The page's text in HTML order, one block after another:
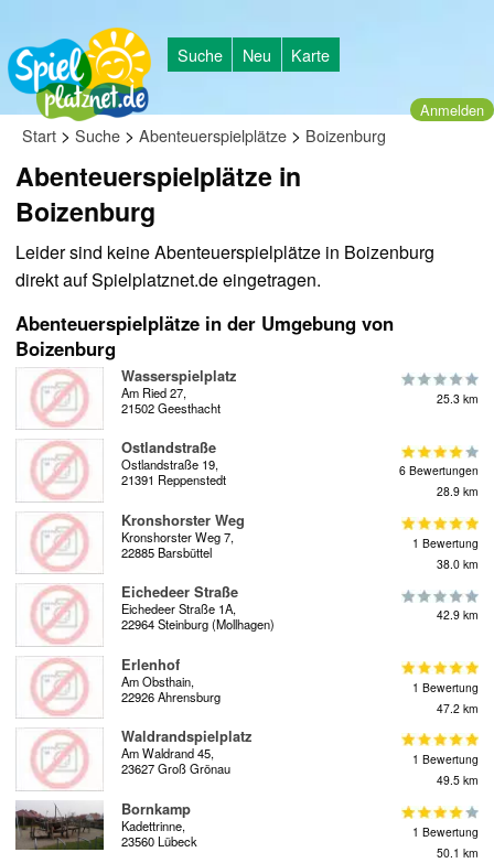
Suche Neu Karte
Anmelden
Start > Suche > Abenteuerspielplätze > Boizenburg
Abenteuerspielplätze in
Boizenburg
Leider sind keine Abenteuerspielplätze in Boizenburg
direkt auf Spielplatznet.de eingetragen.
Abenteuerspielplätze in der Umgebung von
Boizenburg
Wasserspielplatz
Am Ried 27,
21502 Geesthacht
25.3 km
Ostlandstraße
Ostlandstraße 19,
21391 Reppenstedt
6 Bewertungen
28.9 km
Kronshorster Weg
Kronshorster Weg 7,
22885 Barsbüttel
1 Bewertung
38.0 km
Eichedeer Straße
Eichedeer Straße 1A,
22964 Steinburg (Mollhagen)
42.9 km
Erlenhof
Am Obsthain,
22926 Ahrensburg
1 Bewertung
47.2 km
Waldrandspielplatz
Am Waldrand 45,
23627 Groß Grönau
1 Bewertung
49.5 km
Bornkamp
Kadettrinne,
23560 Lübeck
1 Bewertung
50.1 km